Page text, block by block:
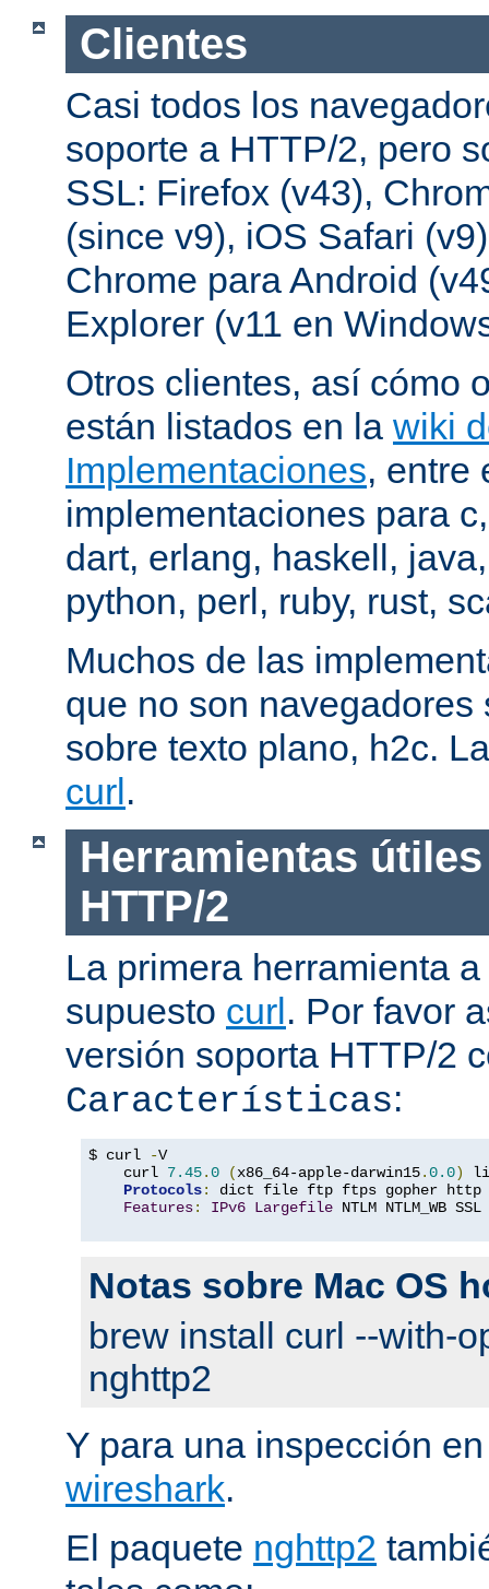
Clientes
Casi todos los
soporte a HTTP/2, pero
SSL: Firefox (v43),
(since v9), iOS Safari
Chrome para Android
Explorer (v11 en
Otros clientes, así cómo
están listados en la wiki
Implementaciones, entre
implementaciones para
dart, erlang, haskell,
python, perl, ruby, rust,
Muchos de las
que no son navegadores
sobre texto plano, h2c.
curl.
Herramientas
HTTP/2
La primera herramienta
supuesto curl. Por favor
versión soporta HTTP/2
Características:
$ curl -V
    curl
7.45.0 (x86_64-apple-darwin15.0.0)
Protocols:
dict file ftp ftps gopher http
Features: IPv6 Largefile NTLM NTLM_WB
Notas sobre Mac OS
brew install curl --with-
nghttp2
Y para una inspección
wireshark.
El paquete nghttp2